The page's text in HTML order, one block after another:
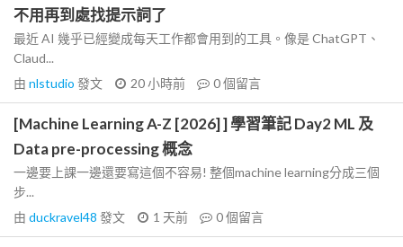
不用再到處找提示詞了
最近 AI 幾乎已經變成每天工作都會用到的工具。像是 ChatGPT、
Claud...
由 nlstudio 發文 20 小時前 0個留言
[Machine Learning A-Z [2026] ] 學習筆記 Day2 ML 及
Data pre-processing 概念
一邊要上課一邊還要寫這個不容易! 整個machine learning分成三個
步...
由 duckravel48 發文 1 天前 0個留言